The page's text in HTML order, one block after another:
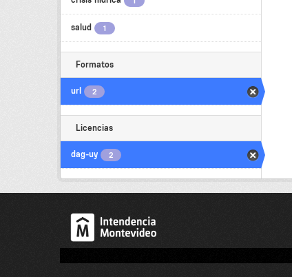
salud 1
Formatos
url 2
Licencias
dag-uy 2